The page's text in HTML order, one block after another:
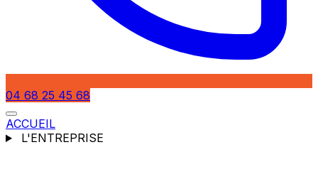
04 68 25 45 68
ACCUEIL
L'ENTREPRISE